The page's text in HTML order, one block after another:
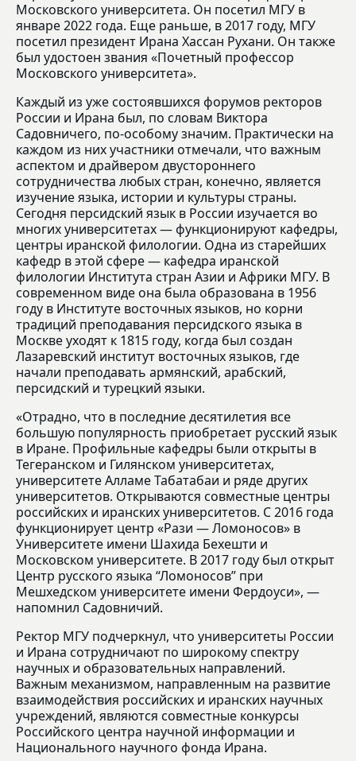
Московского университета. Он посетил МГУ в
январе 2022 года. Еще раньше, в 2017 году, МГУ
посетил президент Ирана Хассан Рухани. Он также
был удостоен звания «Почетный профессор
Московского университета».
Каждый из уже состоявшихся форумов ректоров
России и Ирана был, по словам Виктора
Садовничего, по-особому значим. Практически на
каждом из них участники отмечали, что важным
аспектом и драйвером двустороннего
сотрудничества любых стран, конечно, является
изучение языка, истории и культуры страны.
Сегодня персидский язык в России изучается во
многих университетах — функционируют кафедры,
центры иранской филологии. Одна из старейших
кафедр в этой сфере — кафедра иранской
филологии Института стран Азии и Африки МГУ. В
современном виде она была образована в 1956
году в Институте восточных языков, но корни
традиций преподавания персидского языка в
Москве уходят к 1815 году, когда был создан
Лазаревский институт восточных языков, где
начали преподавать армянский, арабский,
персидский и турецкий языки.
«Отрадно, что в последние десятилетия все
большую популярность приобретает русский язык
в Иране. Профильные кафедры были открыты в
Тегеранском и Гилянском университетах,
университете Алламе Табатабаи и ряде других
университетов. Открываются совместные центры
российских и иранских университетов. С 2016 года
функционирует центр «Рази — Ломоносов» в
Университете имени Шахида Бехешти и
Московском университете. В 2017 году был открыт
Центр русского языка “Ломоносов” при
Мешхедском университете имени Фердоуси», —
напомнил Садовничий.
Ректор МГУ подчеркнул, что университеты России
и Ирана сотрудничают по широкому спектру
научных и образовательных направлений.
Важным механизмом, направленным на развитие
взаимодействия российских и иранских научных
учреждений, являются совместные конкурсы
Российского центра научной информации и
Национального научного фонда Ирана.